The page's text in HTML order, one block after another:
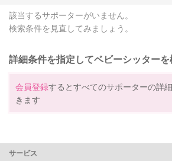
該当するサポーターがいません。
検索条件を見直してみましょう。
詳細条件を指定してベビーシッター
会員登録するとすべてのサポーターの詳
きます
サービス